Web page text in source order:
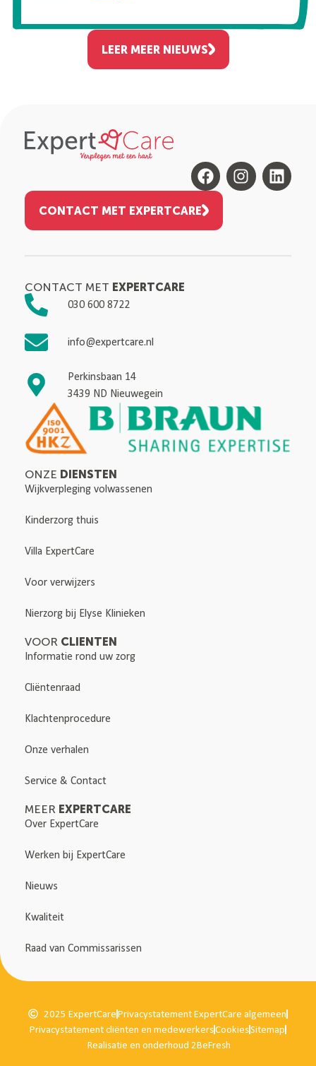
LEER MEER NIEUWS
CONTACT MET EXPERTCARE
CONTACT MET EXPERTCARE
030 600 8722
info@expertcare.nl
Perkinsbaan 14
3439 ND Nieuwegein
ONZE DIENSTEN
Wijkverpleging volwassenen
Kinderzorg thuis
Villa ExpertCare
Voor verwijzers
Nierzorg bij Elyse Klinieken
VOOR CLIENTEN
Informatie rond uw zorg
Cliëntenraad
Klachtenprocedure
Onze verhalen
Service & Contact
MEER EXPERTCARE
Over ExpertCare
Werken bij ExpertCare
Nieuws
Kwaliteit
Raad van Commissarissen
2025 ExpertCarePrivacystatement ExpertCare algemeen
Privacystatement cliënten en medewerkersCookiesSitemap
Realisatie en onderhoud 2BeFresh